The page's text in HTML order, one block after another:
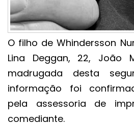
O filho de Whindersson
Lina Deggan, 22, João
madrugada desta
informação foi
pela assessoria de
comediante.